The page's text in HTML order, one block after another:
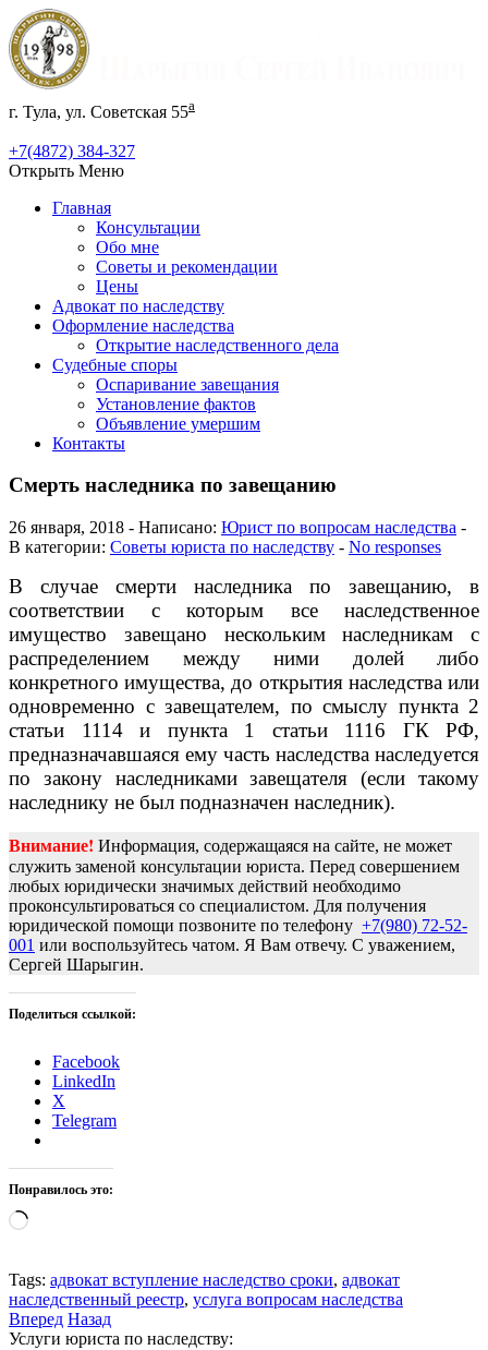
г. Тула, ул. Советская 55а
+7(4872) 384-327
Открыть Меню
Главная
Консультации
Обо мне
Советы и рекомендации
Цены
Адвокат по наследству
Оформление наследства
Открытие наследственного дела
Судебные споры
Оспаривание завещания
Установление фактов
Объявление умершим
Контакты
Смерть наследника по завещанию
26 января, 2018 - Написано: Юрист по вопросам наследства -
В категории: Советы юриста по наследству - No responses
В случае смерти наследника по завещанию, в
соответствии с которым все наследственное
имущество завещано нескольким наследникам с
распределением между ними долей либо
конкретного имущества, до открытия наследства или
одновременно с завещателем, по смыслу пункта 2
статьи 1114 и пункта 1 статьи 1116 ГК РФ,
предназначавшаяся ему часть наследства наследуется
по закону наследниками завещателя (если такому
наследнику не был подназначен наследник).
Внимание! Информация, содержащаяся на сайте, не может
служить заменой консультации юриста. Перед совершением
любых юридически значимых действий необходимо
проконсультироваться со специалистом. Для получения
юридической помощи позвоните по телефону +7(980) 72-52-
001 или воспользуйтесь чатом. Я Вам отвечу. С уважением,
Сергей Шарыгин.
Поделиться ссылкой:
Facebook
LinkedIn
X
Telegram
Понравилось это:
Загрузка…
Tags: адвокат вступление наследство сроки, адвокат
наследственный реестр, услуга вопросам наследства
Вперед Назад
Услуги юриста по наследству: